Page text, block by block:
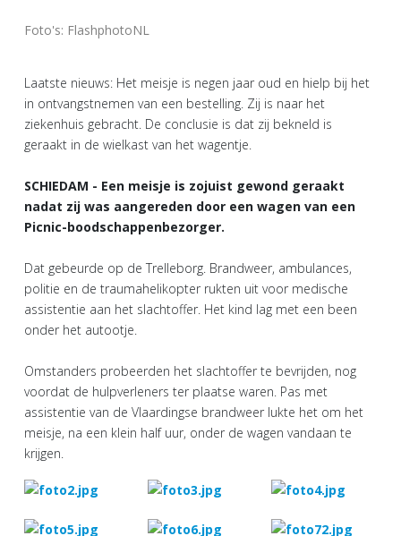
Foto's: FlashphotoNL
Laatste nieuws: Het meisje is negen jaar oud en hielp bij het
in ontvangstnemen van een bestelling. Zij is naar het
ziekenhuis gebracht. De conclusie is dat zij bekneld is
geraakt in de wielkast van het wagentje.
SCHIEDAM - Een meisje is zojuist gewond geraakt
nadat zij was aangereden door een wagen van een
Picnic-boodschappenbezorger.
Dat gebeurde op de Trelleborg. Brandweer, ambulances,
politie en de traumahelikopter rukten uit voor medische
assistentie aan het slachtoffer. Het kind lag met een been
onder het autootje.
Omstanders probeerden het slachtoffer te bevrijden, nog
voordat de hulpverleners ter plaatse waren. Pas met
assistentie van de Vlaardingse brandweer lukte het om het
meisje, na een klein half uur, onder de wagen vandaan te
krijgen.